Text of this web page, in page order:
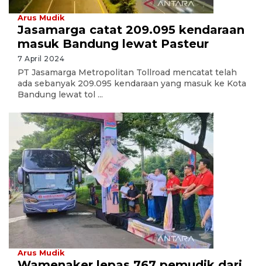
Arus Mudik
Jasamarga catat 209.095 kendaraan
masuk Bandung lewat Pasteur
7 April 2024
PT Jasamarga Metropolitan Tollroad mencatat telah
ada sebanyak 209.095 kendaraan yang masuk ke Kota
Bandung lewat tol ...
Arus Mudik